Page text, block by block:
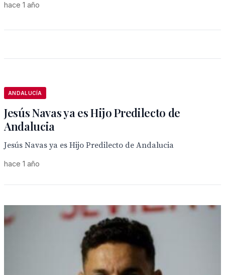
hace 1 año
ANDALUCÍA
Jesús Navas ya es Hijo Predilecto de
Andalucia
Jesús Navas ya es Hijo Predilecto de Andalucia
hace 1 año